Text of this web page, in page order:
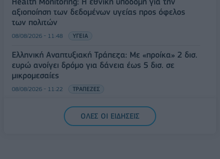
αξιοποίηση των δεδομένων υγείας προς όφελος
των πολιτών
08/08/2026 - 11:48 ΥΓΕΙΑ
Ελληνική Αναπτυξιακή Τράπεζα: Με «προίκα» 2 δισ.
ευρώ ανοίγει δρόμο για δάνεια έως 5 δισ. σε
μικρομεσαίες
08/08/2026 - 11:22 ΤΡΑΠΕΖΕΣ
5G παντού, 6G στον ορίζοντα: Πού βρίσκεται η
Ελλάδα στη μεγάλη τεχνολογική μετάβαση
ΟΛΕΣ ΟΙ ΕΙΔΗΣΕΙΣ